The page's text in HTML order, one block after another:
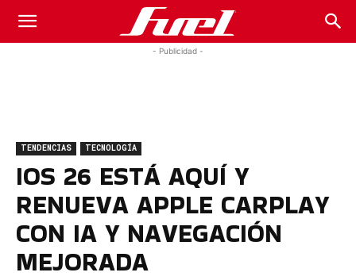
Fuel
Magazine
- Publicidad -
TENDENCIAS TECNOLOGÍA
IOS 26 ESTÁ AQUÍ Y
RENUEVA APPLE CARPLAY
CON IA Y NAVEGACIÓN
MEJORADA